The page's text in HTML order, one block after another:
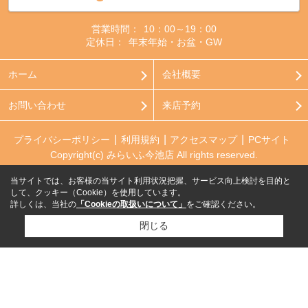
営業時間：
10：00～19：00
定休日：
年末年始・お盆・GW
ホーム 会社概要
お問い合わせ 来店予約
プライバシーポリシー 利用規約 アクセスマップ
PCサイト
Copyright(c) みらいふ今池店 All rights reserved.
当サイトでは、お客様の当サイト利用状況把握、サービス向上検討を目的と
して、クッキー（Cookie）を使用しています。
詳しくは、当社の 「Cookieの取扱いについて」 をご確認ください。
閉じる